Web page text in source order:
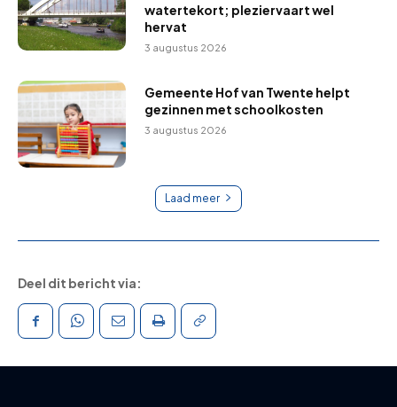
watertekort; pleziervaart wel
hervat
3 augustus 2026
Gemeente Hof van Twente helpt
gezinnen met schoolkosten
3 augustus 2026
Laad meer
Deel dit bericht via: